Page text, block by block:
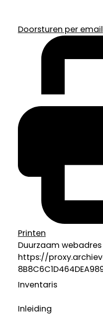
Doorsturen per email
Printen
Duurzaam webadres
Inventaris
Inleiding